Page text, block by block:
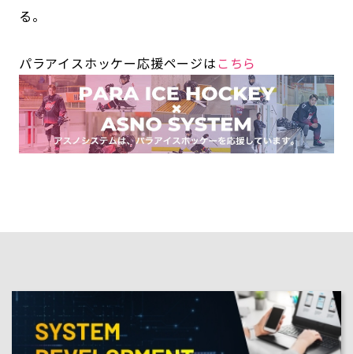
る。
パラアイスホッケー応援ページは こちら